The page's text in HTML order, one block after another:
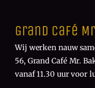
Grand Café
Wij werken nauw
56, Grand Café Mr.
vanaf 11.30 uur voor